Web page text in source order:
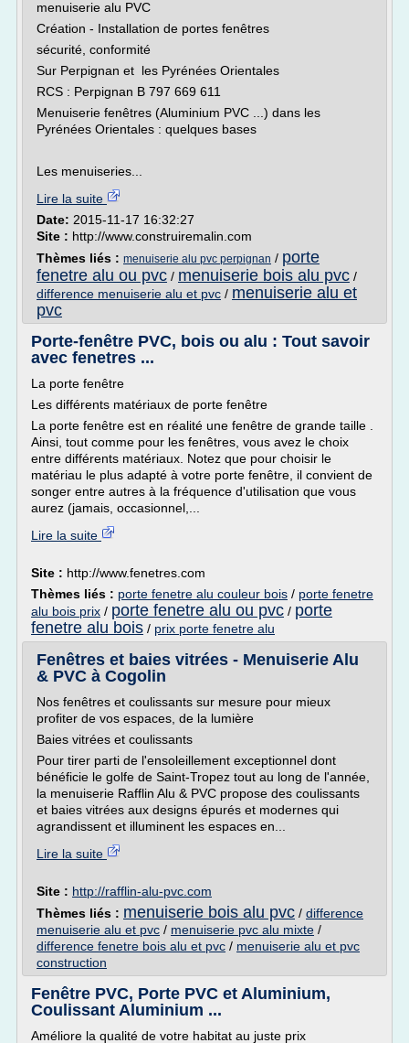
menuiserie alu PVC
Création - Installation de portes fenêtres
sécurité, conformité
Sur Perpignan et les Pyrénées Orientales
RCS : Perpignan B 797 669 611
Menuiserie fenêtres (Aluminium PVC ...) dans les
Pyrénées Orientales : quelques bases
Les menuiseries...
Lire la suite
Date: 2015-11-17 16:32:27
Site : http://www.construiremalin.com
Thèmes liés : menuiserie alu pvc perpignan / porte
fenetre alu ou pvc / menuiserie bois alu pvc /
difference menuiserie alu et pvc / menuiserie alu et
pvc
Porte-fenêtre PVC, bois ou alu : Tout savoir
avec fenetres ...
La porte fenêtre
Les différents matériaux de porte fenêtre
La porte fenêtre est en réalité une fenêtre de grande taille .
Ainsi, tout comme pour les fenêtres, vous avez le choix
entre différents matériaux. Notez que pour choisir le
matériau le plus adapté à votre porte fenêtre, il convient de
songer entre autres à la fréquence d'utilisation que vous
aurez (jamais, occasionnel,...
Lire la suite
Site : http://www.fenetres.com
Thèmes liés : porte fenetre alu couleur bois / porte fenetre
alu bois prix / porte fenetre alu ou pvc / porte
fenetre alu bois / prix porte fenetre alu
Fenêtres et baies vitrées - Menuiserie Alu
& PVC à Cogolin
Nos fenêtres et coulissants sur mesure pour mieux
profiter de vos espaces, de la lumière
Baies vitrées et coulissants
Pour tirer parti de l'ensoleillement exceptionnel dont
bénéficie le golfe de Saint-Tropez tout au long de l'année,
la menuiserie Rafflin Alu & PVC propose des coulissants
et baies vitrées aux designs épurés et modernes qui
agrandissent et illuminent les espaces en...
Lire la suite
Site : http://rafflin-alu-pvc.com
Thèmes liés : menuiserie bois alu pvc / difference
menuiserie alu et pvc / menuiserie pvc alu mixte /
difference fenetre bois alu et pvc / menuiserie alu et pvc
construction
Fenêtre PVC, Porte PVC et Aluminium,
Coulissant Aluminium ...
Améliore la qualité de votre habitat au juste prix